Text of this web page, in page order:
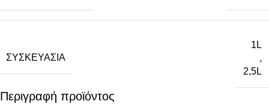
ΣΥΣΚΕΥΑΣΊΑ
1L
,
2,5L
Περιγραφή προϊόντος